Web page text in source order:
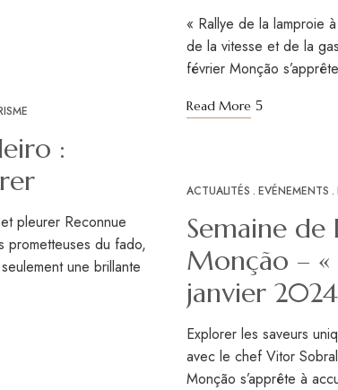
:
pleurer Reconnue
prometteuses du fado,
une brillante
« Rallye de la lamproie
de la vitesse et de la
février Monção
Read More
JAN
09
ACTUALITÉS EVÉNEMENTS
Semaine
Monção –
janvier
Explorer les saveurs
avec le chef Vitor
Monção s’apprête à